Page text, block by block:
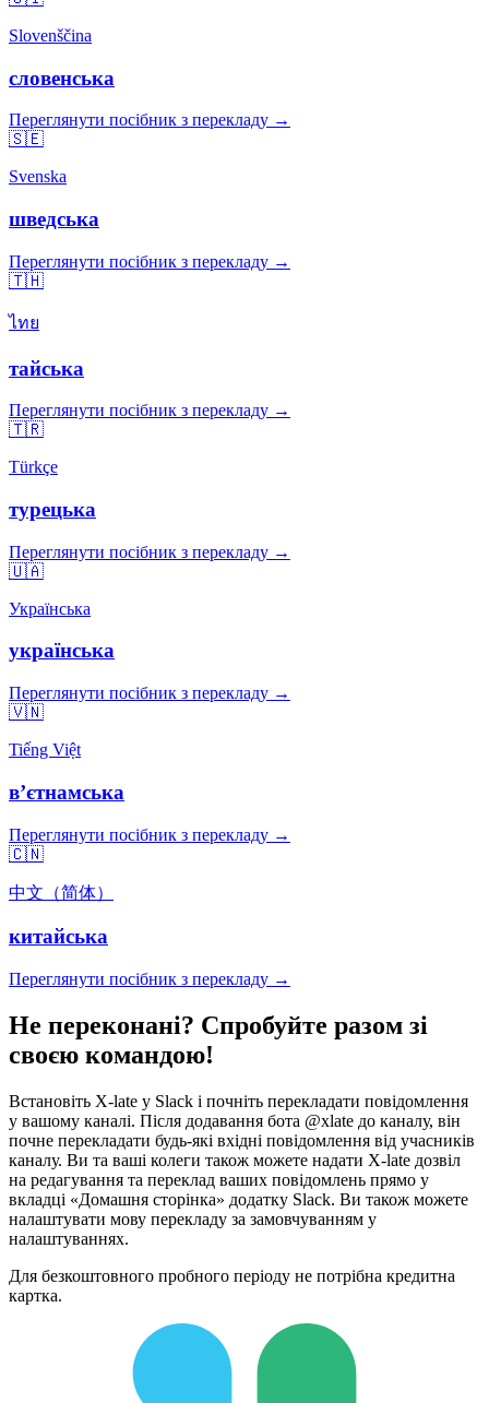
Slovenščina
словенська
Переглянути посібник з перекладу →
🇸🇪
Svenska
шведська
Переглянути посібник з перекладу →
🇹🇭
ไทย
тайська
Переглянути посібник з перекладу →
🇹🇷
Türkçe
турецька
Переглянути посібник з перекладу →
🇺🇦
Українська
українська
Переглянути посібник з перекладу →
🇻🇳
Tiếng Việt
вʼєтнамська
Переглянути посібник з перекладу →
🇨🇳
中文（简体）
китайська
Переглянути посібник з перекладу →
Не переконані? Спробуйте разом зі
своєю командою!
Встановіть X-late у Slack і почніть перекладати повідомлення
у вашому каналі. Після додавання бота @xlate до каналу, він
почне перекладати будь-які вхідні повідомлення від учасників
каналу. Ви та ваші колеги також можете надати X-late дозвіл
на редагування та переклад ваших повідомлень прямо у
вкладці «Домашня сторінка» додатку Slack. Ви також можете
налаштувати мову перекладу за замовчуванням у
налаштуваннях.
Для безкоштовного пробного періоду не потрібна кредитна
картка.